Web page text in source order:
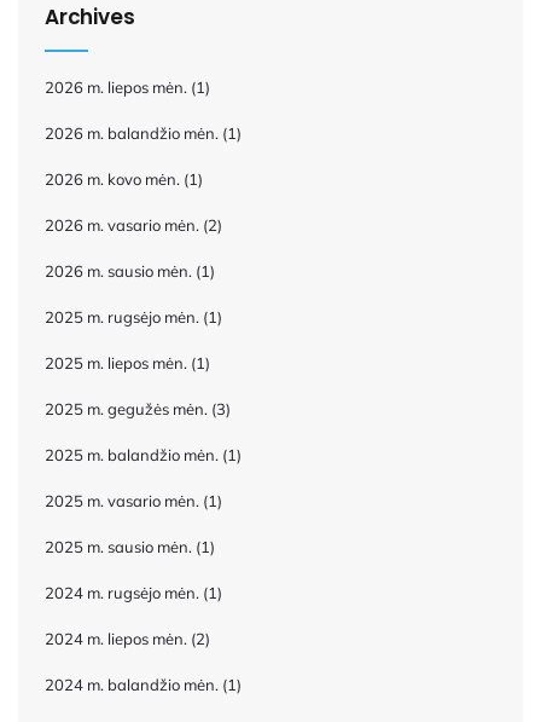
Archives
2026 m. liepos mėn. (1)
2026 m. balandžio mėn. (1)
2026 m. kovo mėn. (1)
2026 m. vasario mėn. (2)
2026 m. sausio mėn. (1)
2025 m. rugsėjo mėn. (1)
2025 m. liepos mėn. (1)
2025 m. gegužės mėn. (3)
2025 m. balandžio mėn. (1)
2025 m. vasario mėn. (1)
2025 m. sausio mėn. (1)
2024 m. rugsėjo mėn. (1)
2024 m. liepos mėn. (2)
2024 m. balandžio mėn. (1)